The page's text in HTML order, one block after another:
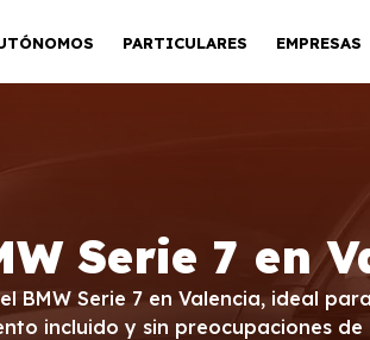
PARTICULARES EMPRESAS
Serie 7 en
BMW Serie 7 en Valencia, ideal
incluido y sin preocupaciones